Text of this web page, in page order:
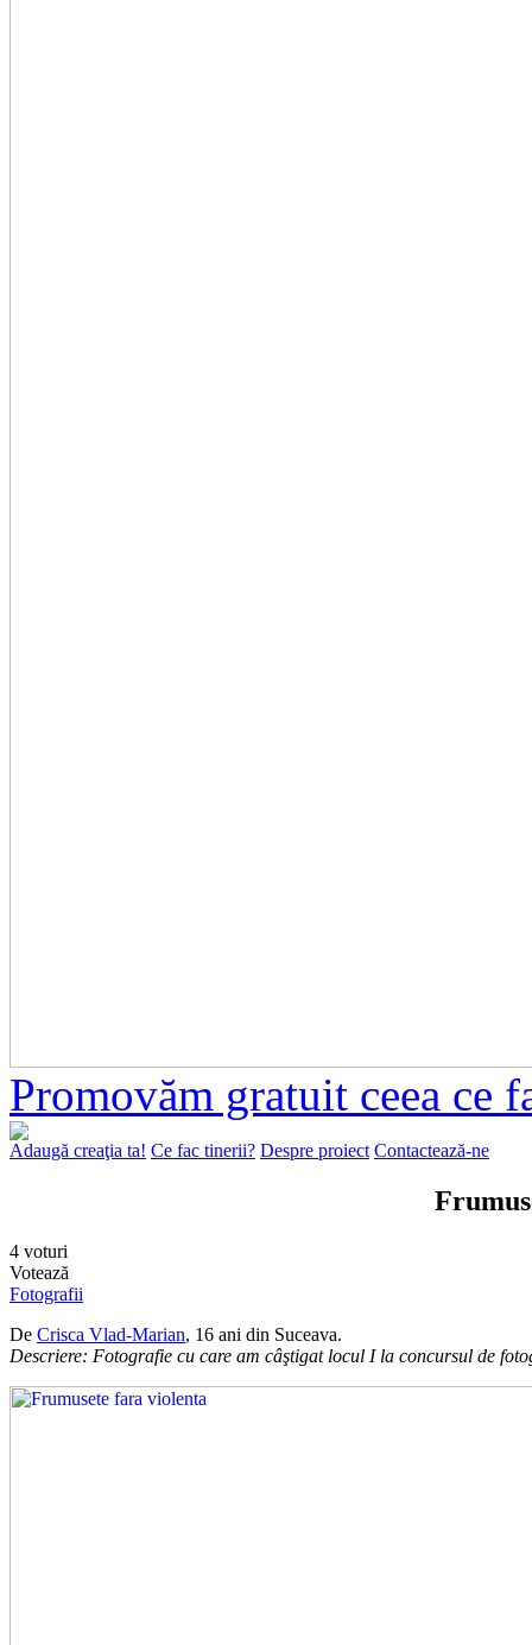
Promovăm gratuit ceea ce
Adaugă creaţia ta! Ce fac tinerii? Despre proiect Contactează-ne
4 voturi
Votează
Fotografii
De Crisca Vlad-Marian, 16 ani din Suceava.
Descriere: Fotografie cu care am câştigat locul I la concursul de